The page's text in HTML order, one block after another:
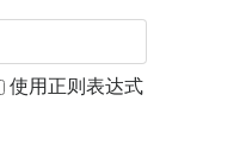
使用正则表达式